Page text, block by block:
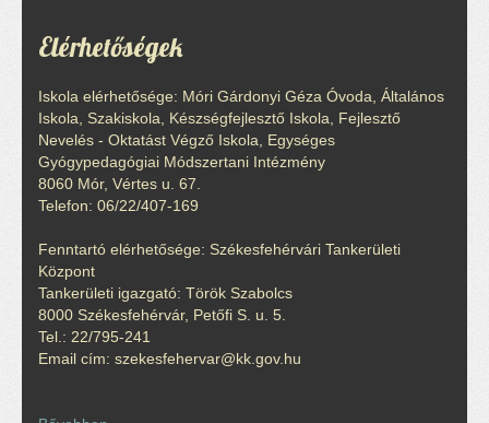
Elérhetőségek
Iskola elérhetősége: Móri Gárdonyi Géza Óvoda, Általános
Iskola, Szakiskola, Készségfejlesztő Iskola, Fejlesztő
Nevelés - Oktatást Végző Iskola, Egységes
Gyógypedagógiai Módszertani Intézmény
8060 Mór, Vértes u. 67.
Telefon: 06/22/407-169
Fenntartó elérhetősége: Székesfehérvári Tankerületi
Központ
Tankerületi igazgató: Török Szabolcs
8000 Székesfehérvár, Petőfi S. u. 5.
Tel.: 22/795-241
Email cím: szekesfehervar@kk.gov.hu